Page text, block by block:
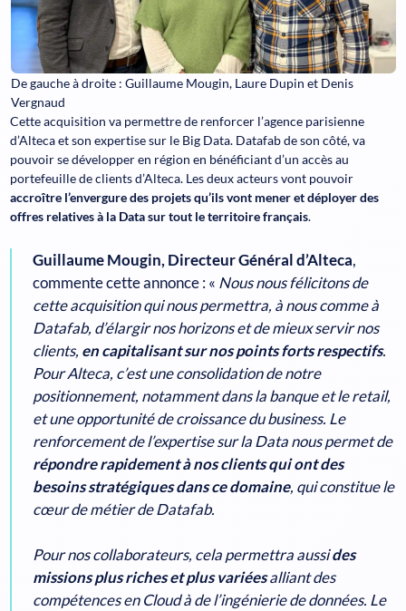
De gauche à droite : Guillaume Mougin, Laure Dupin et Denis
Vergnaud
Cette acquisition va permettre de renforcer l’agence parisienne
d’Alteca et son expertise sur le Big Data. Datafab de son côté, va
pouvoir se développer en région en bénéficiant d’un accès au
portefeuille de clients d’Alteca. Les deux acteurs vont pouvoir
accroître l’envergure des projets qu’ils vont mener et déployer des
offres relatives à la Data sur tout le territoire français.
Guillaume Mougin, Directeur Général d’Alteca,
commente cette annonce : « Nous nous félicitons de
cette acquisition qui nous permettra, à nous comme à
Datafab, d’élargir nos horizons et de mieux servir nos
clients, en capitalisant sur nos points forts respectifs.
Pour Alteca, c’est une consolidation de notre
positionnement, notamment dans la banque et le retail,
et une opportunité de croissance du business. Le
renforcement de l’expertise sur la Data nous permet de
répondre rapidement à nos clients qui ont des
besoins stratégiques dans ce domaine, qui constitue le
cœur de métier de Datafab.
Pour nos collaborateurs, cela permettra aussides
missions plus riches et plus variéesalliant des
compétences en Cloud à de l’ingénierie de données. Le